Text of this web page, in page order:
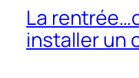
La
installer un